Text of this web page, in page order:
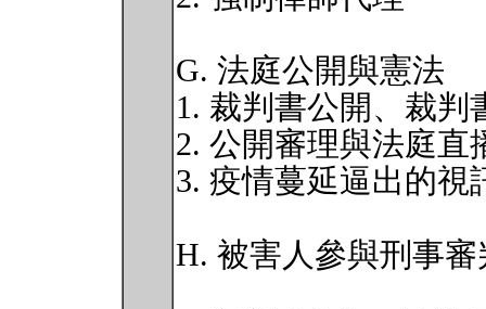
G. 法庭公開與憲法
1. 裁判書公開、裁
2. 公開審理與法庭直
3. 疫情蔓延逼出的視
H. 被害人參與刑事